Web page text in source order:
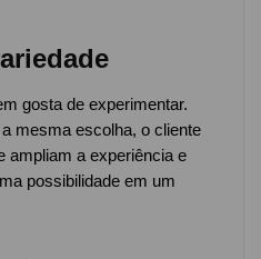
gosta de experimentar.
mesma escolha, o cliente
ampliam a experiência e
possibilidade em um